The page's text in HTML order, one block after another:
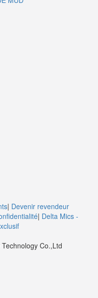
| Devenir revendeur
| Delta Mics -
Co.,Ltd